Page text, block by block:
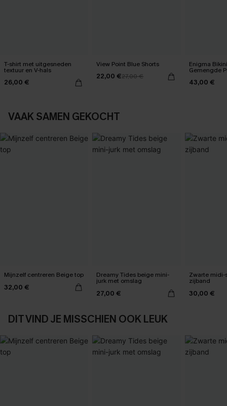
T-shirt met uitgesneden
textuur en V-hals
26,00 €
View Point Blue Shorts
22,00 €27,00 €
Enigma
Gemengde
43,00 €
VAAK SAMEN GEKOCHT
Mijnzelf centreren Beige top
32,00 €
Dreamy Tides beige mini-
jurk met omslag
27,00 €
Zwarte midi-
zijband
30,00 €
DIT VIND JE MISSCHIEN OOK LEUK